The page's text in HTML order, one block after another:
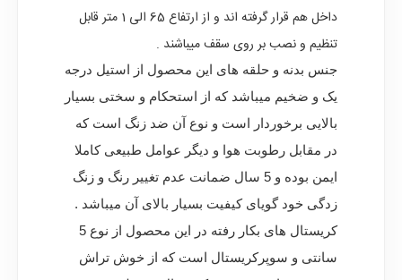
داخل هم قرار گرفته اند و از ارتفاع 65 الی 1 متر قابل
تنظیم و نصب بر روی سقف میباشند .
جنس بدنه و حلقه های این محصول از استیل درجه
یک و ضخیم میباشد که از استحکام و سختی بسیار
بالایی برخوردار است و نوع آن ضد زنگ است که
در مقابل رطوبت هوا و دیگر عوامل طبیعی کاملا
ایمن بوده و 5 سال ضمانت عدم تغییر رنگ و زنگ
زدگی خود گویای کیفیت بسیار بالای آن میباشد .
کریستال های بکار رفته در این محصول از نوع 5
سانتی و سوپرکریستال است که از خوش تراش